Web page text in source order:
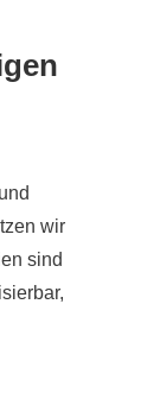
wir
sind